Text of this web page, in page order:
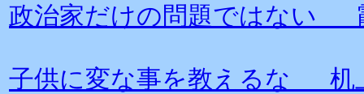
政治家だけの問題ではない
子供に変な事を教えるな 机